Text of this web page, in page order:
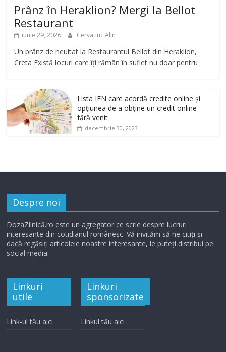
Prânz în Heraklion? Mergi la Bellot
Restaurant
iunie 29, 2026 Cervatiuc Alin
Un prânz de neuitat la Restaurantul Bellot din Heraklion,
Creta Există locuri care îți rămân în suflet nu doar pentru
Lista IFN care acordă credite online și
opțiunea de a obține un credit online
fără venit
decembrie 30, 2023
Despre noi
DozaZilnică.ro este un agregator ce scrie despre lucruri
interesante din cotidianul românesc. Vă invităm să ne citiți și
dacă regăsiți articolele noastre interesante, le puteți distribui pe
social media.
Linkuri
utile
Link-ul tău aici
Linkuri
sponsorizate
Linkul tău aici